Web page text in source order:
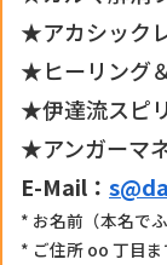
★アカシック
★ヒーリング
★伊達流スピ
★アンガーマ
E-Mail：
* お名前（本名で
* ご住所 oo 丁目ま